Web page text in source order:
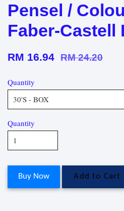
Pensel /
Faber-Castell
RM 16.94 RM 24.20
Quantity
Quantity
Buy Now Add to Cart